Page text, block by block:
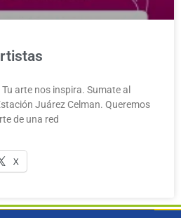
Tu arte nos inspira. Sumate al
Juárez Celman. Queremos
de una red
X